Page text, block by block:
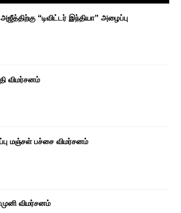
“டிவிட்டர் இந்தியா” அழைப்பு
விமர்சனம்
மஞ்சள் பச்சை விமர்சனம்
விமர்சனம்